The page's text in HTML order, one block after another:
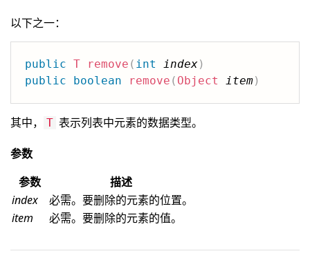
以下之一：
public T remove ( int index)
public
boolean remove ( Object item)
其中， T 表示列表中元素的数据类型。
参数
参数
描述
index
必需。要删除的元素的位置。
item
必需。要删除的元素的值。